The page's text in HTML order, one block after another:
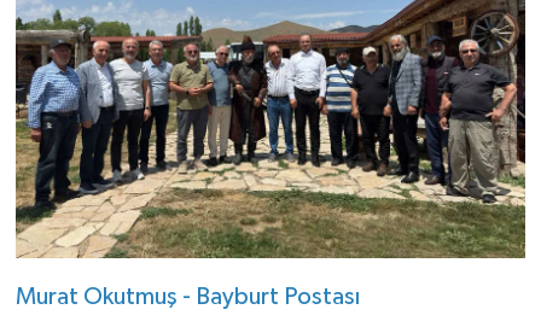
Murat Okutmuş - Bayburt Postası